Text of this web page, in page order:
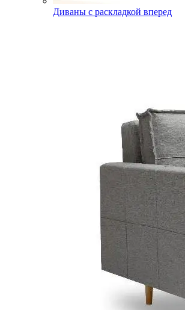
Диваны с раскладкой вперед